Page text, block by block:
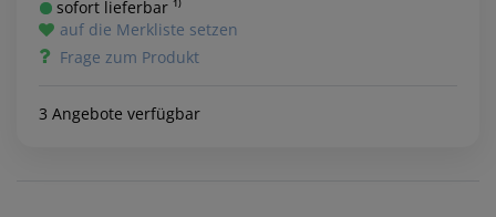
sofort lieferbar ¹⁾
auf die Merkliste setzen
Frage zum Produkt
3 Angebote verfügbar